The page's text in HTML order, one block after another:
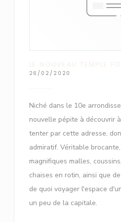
LE NOUVEAU TEMPLE
26/02/2020
Niché dans le 10e
nouvelle pépite à découvrir
tenter par cette adresse,
admiratif. Véritable
magnifiques malles,
chaises en rotin, ainsi que
de quoi voyager l'espace
un peu de la capitale.